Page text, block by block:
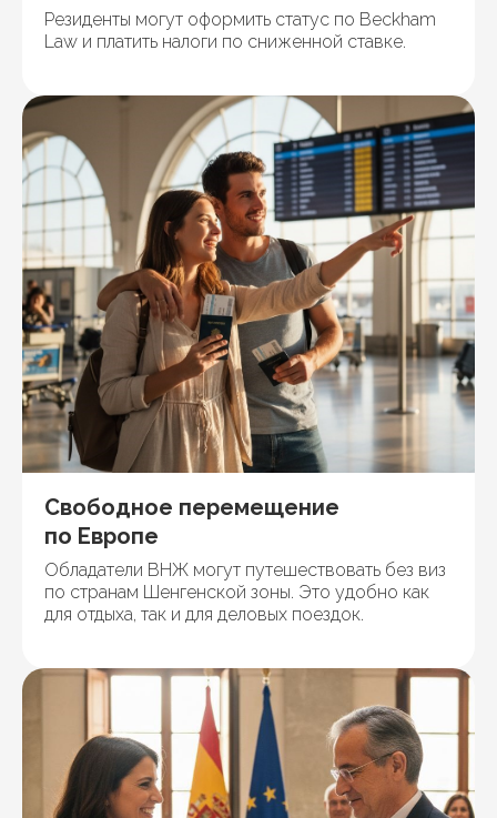
Резиденты могут оформить статус по Beckham
Law и платить налоги по сниженной ставке.
Свободное перемещение
по Европе
Обладатели ВНЖ могут путешествовать без виз
по странам Шенгенской зоны. Это удобно как
для отдыха, так и для деловых поездок.